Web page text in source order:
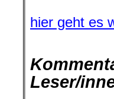
hier geht es
Leser/